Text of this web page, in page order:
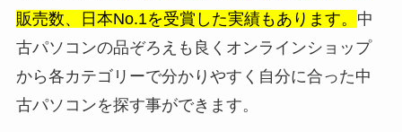
販売数、日本No.1を受賞した実績もあります。 中
古パソコンの品ぞろえも良くオンラインショップ
から各カテゴリーで分かりやすく自分に合った中
古パソコンを探す事ができます。